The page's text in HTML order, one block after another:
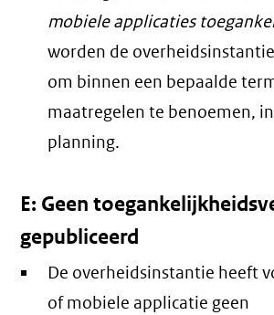
mobiele applicaties
worden de
om binnen een bepaalde
maatregelen te benoemen,
planning.
E: Geen
gepubliceerd
De overheidsinstantie heeft
of mobiele applicatie geen